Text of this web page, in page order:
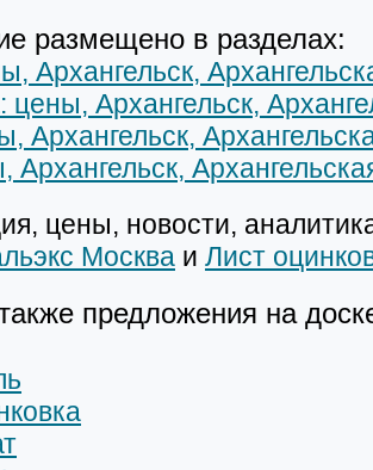
размещено в разделах:
Архангельск,
цены, Архангельск,
Архангельск,
Архангельск,
цены, новости,
Москва и Лист
предложения на